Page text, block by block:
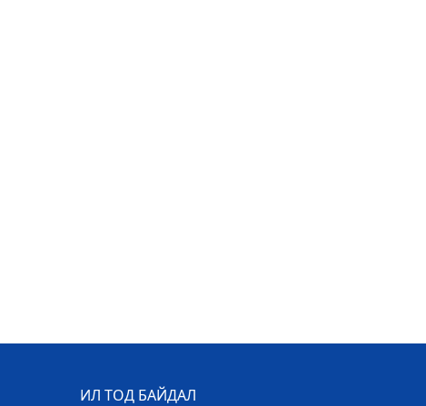
ИЛ ТОД БАЙДАЛ